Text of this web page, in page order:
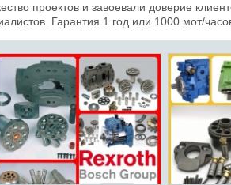
проектов и завоевали доверие
Гарантия 1 год или 1000 мот/